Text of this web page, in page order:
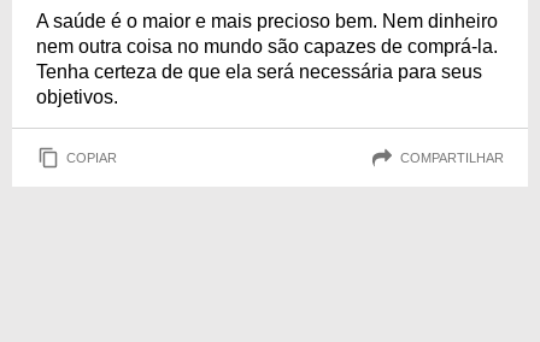
A saúde é o maior e mais precioso bem. Nem dinheiro
nem outra coisa no mundo são capazes de comprá-la.
Tenha certeza de que ela será necessária para seus
objetivos.
COPIAR COMPARTILHAR